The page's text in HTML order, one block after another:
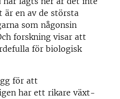
är en av de största
som någonsin
forskning visar att
för biologisk
för att
har ett rikare växt-